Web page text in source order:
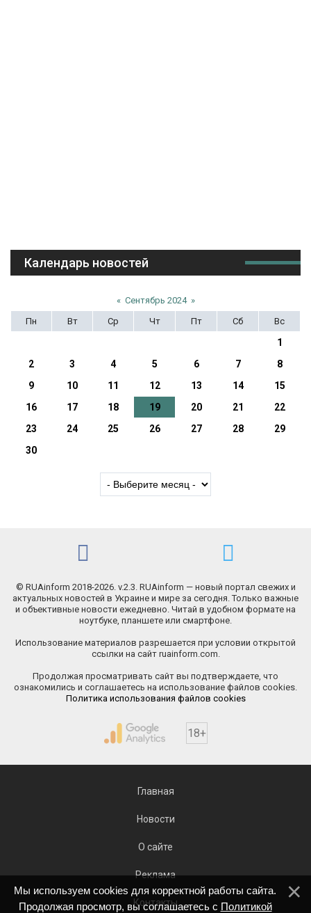
Календарь новостей
« Сентябрь 2024 »
Пн
Вт Ср Чт Пт Сб Вс
1
2
3 4 5 6 7
8
9
10 11 12 13 14
15
16
17 18 19 20 21
22
23
24 25 26 27 28
29
30
© RUAinform 2018-2026. v.2.3. RUAinform — новый портал свежих и
актуальных новостей в Украине и мире за сегодня. Только важные
и объективные новости ежедневно. Читай в удобном формате на
ноутбуке, планшете или смартфоне.
Использование материалов разрешается при условии открытой
ссылки на сайт ruainform.com.
Продолжая просматривать сайт вы подтверждаете, что
ознакомились и соглашаетесь на использование файлов cookies.
Политика использования файлов cookies
18+
Главная
Новости
О сайте
Реклама
Контакты
Мы используем cookies для корректной работы сайта.
Продолжая просмотр, вы соглашаетесь с Политикой